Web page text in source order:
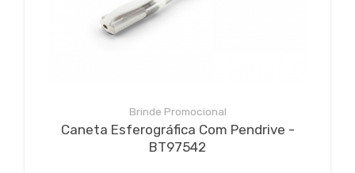
Brinde Promocional
Caneta Esferográfica Com Pendrive -
BT97542